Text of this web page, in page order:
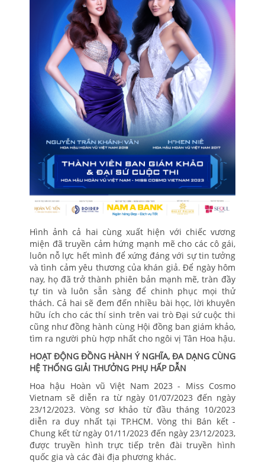
Hình ảnh cả hai cùng xuất hiện với chiếc vương
miện đã truyền cảm hứng mạnh mẽ cho các cô gái,
luôn nỗ lực hết mình để xứng đáng với sự tin tưởng
và tình cảm yêu thương của khán giả. Để ngày hôm
nay, họ đã trở thành phiên bản mạnh mẽ, tràn đầy
tự tin và luôn sẵn sàng để chinh phục mọi thử
thách. Cả hai sẽ đem đến nhiều bài học, lời khuyên
hữu ích cho các thí sinh trên vai trò Đại sứ cuộc thi
cũng như đồng hành cùng Hội đồng ban giám khảo,
tìm ra người phù hợp nhất cho ngôi vị Tân Hoa hậu.
HOẠT ĐỘNG ĐỒNG HÀNH Ý NGHĨA, ĐA DẠNG CÙNG
HỆ THỐNG GIẢI THƯỞNG PHỤ HẤP DẪN
Hoa hậu Hoàn vũ Việt Nam 2023 - Miss Cosmo
Vietnam sẽ diễn ra từ ngày 01/07/2023 đến ngày
23/12/2023. Vòng sơ khảo từ đầu tháng 10/2023
diễn ra duy nhất tại TP.HCM. Vòng thi Bán kết -
Chung kết từ ngày 01/11/2023 đến ngày 23/12/2023,
được truyền hình trực tiếp trên đài truyền hình
quốc gia và các đài địa phương khác.